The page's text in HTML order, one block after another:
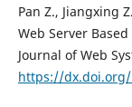
Pan Z., Jiangxing
Web Server
Journal of Web
https://dx.doi.org/